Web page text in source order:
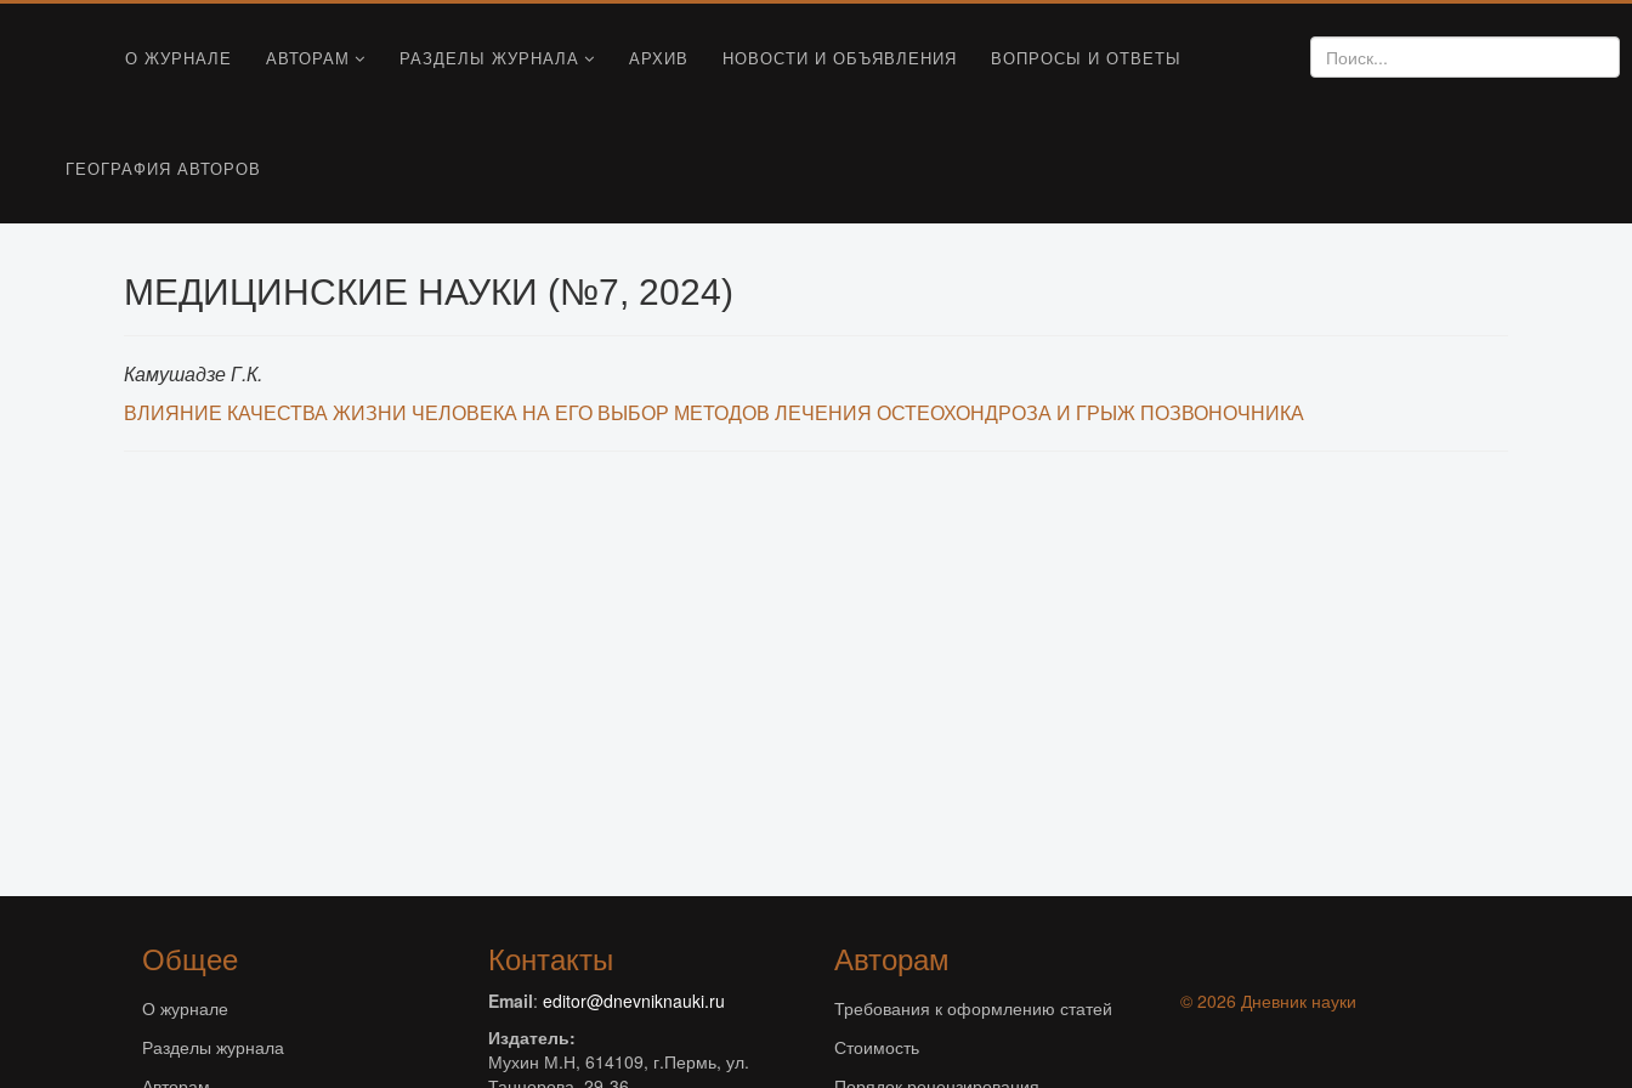
О ЖУРНАЛЕ АВТОРАМ РАЗДЕЛЫ ЖУРНАЛА АРХИВ НОВОСТИ И ОБЪЯВЛЕНИЯ ВОПРОСЫ И ОТВЕТЫ
ГЕОГРАФИЯ АВТОРОВ
МЕДИЦИНСКИЕ НАУКИ (№7, 2024)
Камушадзе Г.К.
ВЛИЯНИЕ КАЧЕСТВА ЖИЗНИ ЧЕЛОВЕКА НА ЕГО ВЫБОР МЕТОДОВ ЛЕЧЕНИЯ ОСТЕОХОНДРОЗА И ГРЫЖ ПОЗВОНОЧНИКА
Общее
О журнале
Разделы журнала
Контакты
Email: editor@dnevniknauki.ru
Издатель:
Мухин М.Н, 614109, г.Пермь, ул.
Авторам
Требования к оформлению статей
Стоимость
© 2026 Дневник науки